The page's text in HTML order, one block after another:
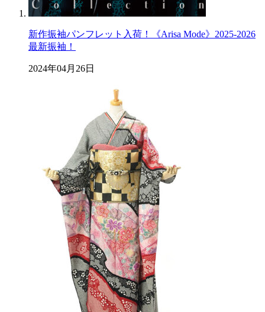
新作振袖パンフレット入荷！《Arisa Mode》2025-2026
最新振袖！
2024年04月26日